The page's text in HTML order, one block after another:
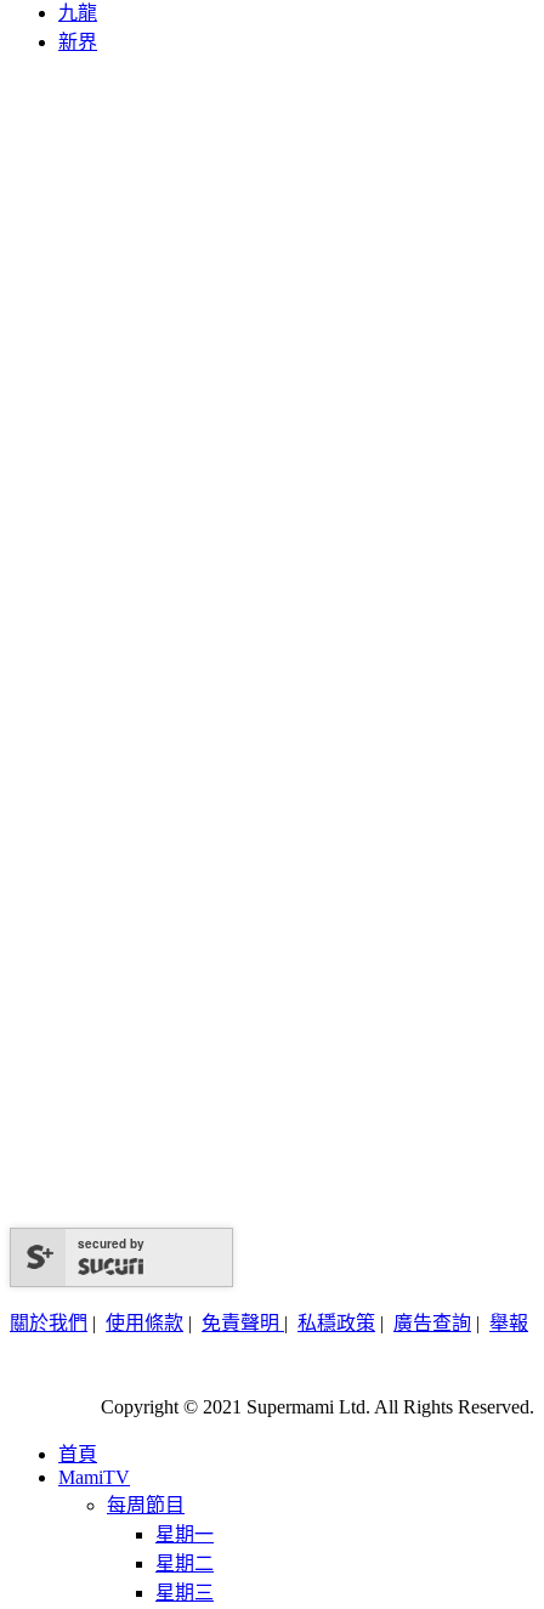
九龍
新界
secured by
關於我們 | 使用條款 | 免責聲明 | 私穩政策 | 廣告查詢 | 舉報
Copyright © 2021 Supermami Ltd. All Rights Reserved.
首頁
MamiTV
每周節目
星期一
星期二
星期三